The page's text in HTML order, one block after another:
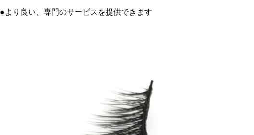
●より良い、専門のサービスを提供できます